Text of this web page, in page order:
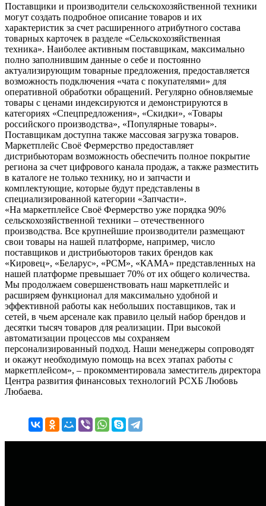
Поставщики и производители сельскохозяйственной техники
могут создать подробное описание товаров и их
характеристик за счет расширенного атрибутного состава
товарных карточек в разделе «Сельскохозяйственная
техника». Наиболее активным поставщикам, максимально
полно заполнившим данные о себе и постоянно
актуализирующим товарные предложения, предоставляется
возможность подключения «чата с покупателями» для
оперативной обработки обращений. Регулярно обновляемые
товары с ценами индексируются и демонстрируются в
категориях «Спецпредложения», «Скидки», «Товары
российского производства», «Популярные товары».
Поставщикам доступна также массовая загрузка товаров.
Маркетплейс Своё Фермерство предоставляет
дистрибьюторам возможность обеспечить полное покрытие
региона за счет цифрового канала продаж, а также разместить
в каталоге не только технику, но и запчасти и
комплектующие, которые будут представлены в
специализированной категории «Запчасти».
«На маркетплейсе Своё Фермерство уже порядка 90%
сельскохозяйственной техники – отечественного
производства. Все крупнейшие производители размещают
свои товары на нашей платформе, например, число
поставщиков и дистрибьюторов таких брендов как
«Кировец», «Беларус», «РСМ», «КАМА» представленных на
нашей платформе превышает 70% от их общего количества.
Мы продолжаем совершенствовать наш маркетплейс и
расширяем функционал для максимально удобной и
эффективной работы как небольших поставщиков, так и
сетей, в чьем арсенале как правило целый набор брендов и
десятки тысяч товаров для реализации. При высокой
автоматизации процессов мы сохраняем
персонализированный подход. Наши менеджеры сопроводят
и окажут необходимую помощь на всех этапах работы с
маркетплейсом», – прокомментировала заместитель директора
Центра развития финансовых технологий РСХБ Любовь
Любаева.